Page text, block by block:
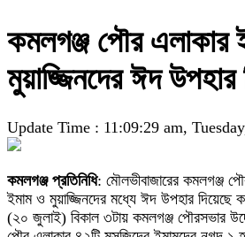
কমলগঞ্জ পৌর এলাকার
মুয়াজ্জিনদের ঈদ উপহার
Update Time : 11:09:29 am,
কমলগঞ্জ প্রতিনিধি: মৌলভীবাজারের কমলগঞ্জ
ইমাম ও মুয়াজ্জিনদের মধ্যে ঈদ উপহার দিয়েছে
(২০ জুলাই) বিকাল ৩টায় কমলগঞ্জ পৌরসভার